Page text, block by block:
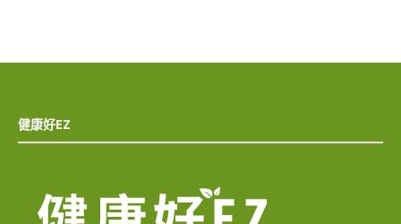
健康好EZ